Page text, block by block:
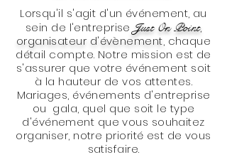
Lorsqu'il s'agit d'un événement, au
sein de l'entrepriseJust On Point,
organisateur d'évènement, chaque
détail compte. Notre mission est de
s'assurer que votre événement soit
à la hauteur de vos attentes.
Mariages, événements d'entreprise
ou gala, quel que soit le type
d'événement que vous souhaitez
organiser, notre priorité est de vous
satisfaire.